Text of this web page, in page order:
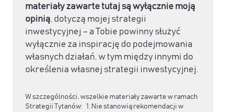
materiały zawarte tutaj są wyłącznie moją
opinią, dotyczą mojej strategii
inwestycyjnej – a Tobie powinny służyć
wyłącznie za inspirację do podejmowania
własnych działań, w tym między innymi do
określenia własnej strategii inwestycyjnej.
W szczególności, wszelkie materiały zawarte w ramach
Strategii Tytanów: 1. Nie stanowią rekomendacji w